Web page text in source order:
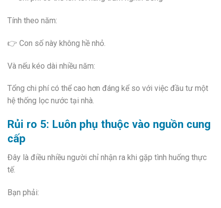
Tính theo năm:
👉 Con số này không hề nhỏ.
Và nếu kéo dài nhiều năm:
Tổng chi phí có thể cao hơn đáng kể so với việc đầu tư một
hệ thống lọc nước tại nhà.
Rủi ro 5: Luôn phụ thuộc vào nguồn cung
cấp
Đây là điều nhiều người chỉ nhận ra khi gặp tình huống thực
tế.
Bạn phải: